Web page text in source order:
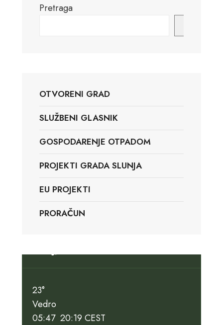
Pretraga
OTVORENI GRAD
SLUŽBENI GLASNIK
GOSPODARENJE OTPADOM
PROJEKTI GRADA SLUNJA
EU PROJEKTI
PRORAČUN
23°
Vedro
05:47 20:19 CEST